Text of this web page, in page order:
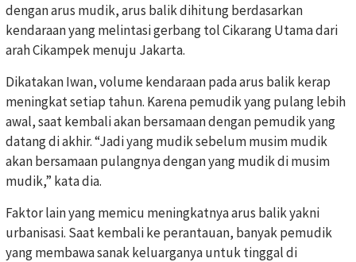
dengan arus mudik, arus balik dihitung berdasarkan
kendaraan yang melintasi gerbang tol Cikarang Utama dari
arah Cikampek menuju Jakarta.
Dikatakan Iwan, volume kendaraan pada arus balik kerap
meningkat setiap tahun. Karena pemudik yang pulang lebih
awal, saat kembali akan bersamaan dengan pemudik yang
datang di akhir. “Jadi yang mudik sebelum musim mudik
akan bersamaan pulangnya dengan yang mudik di musim
mudik,” kata dia.
Faktor lain yang memicu meningkatnya arus balik yakni
urbanisasi. Saat kembali ke perantauan, banyak pemudik
yang membawa sanak keluarganya untuk tinggal di